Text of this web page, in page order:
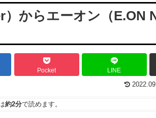
からエーオン（E.ON
Pocket LINE
約2分で読めます。